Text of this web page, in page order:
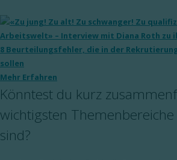
8 Beurteilungsfehler, die in der
sollen
Mehr Erfahren
Könntest du kurz
wichtigsten Themenbereiche
sind?